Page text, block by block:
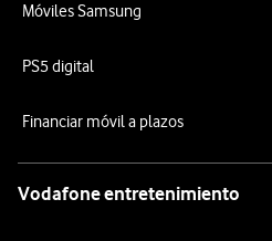
Móviles Samsung
PS5 digital
Financiar móvil a plazos
Vodafone entretenimiento